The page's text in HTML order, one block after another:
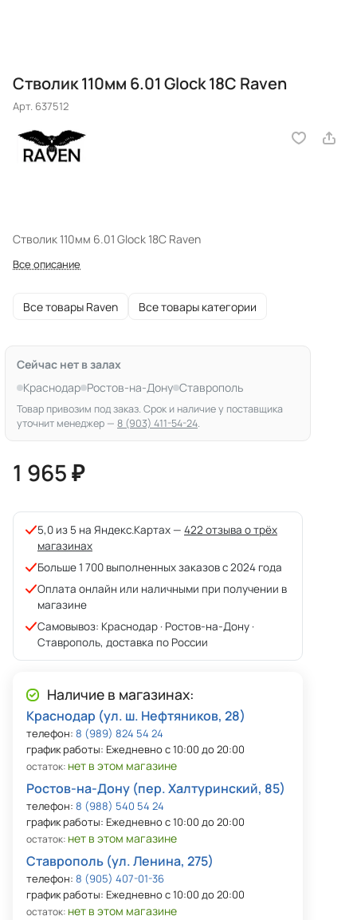
Стволик 110мм 6.01 Glock 18С Raven
Арт. 637512
Стволик 110мм 6.01 Glock 18С Raven
Все описание
Все товары Raven Все товары категории
Сейчас нет в залах
Краснодар Ростов-на-Дону Ставрополь
Товар привозим под заказ. Срок и наличие у поставщика
уточнит менеджер — 8 (903) 411-54-24.
1 965 ₽
5,0 из 5 на Яндекс.Картах — 422 отзыва о трёх
магазинах
Больше 1 700 выполненных заказов с 2024 года
Оплата онлайн или наличными при получении в
магазине
Самовывоз: Краснодар · Ростов-на-Дону ·
Ставрополь, доставка по России
Наличие в магазинах:
Краснодар (ул. ш. Нефтяников, 28)
телефон: 8 (989) 824 54 24
график работы: Ежедневно с 10:00 до 20:00
остаток: нет в этом магазине
Ростов-на-Дону (пер. Халтуринский, 85)
телефон: 8 (988) 540 54 24
график работы: Ежедневно с 10:00 до 20:00
остаток: нет в этом магазине
Ставрополь (ул. Ленина, 275)
телефон: 8 (905) 407-01-36
график работы: Ежедневно с 10:00 до 20:00
остаток: нет в этом магазине